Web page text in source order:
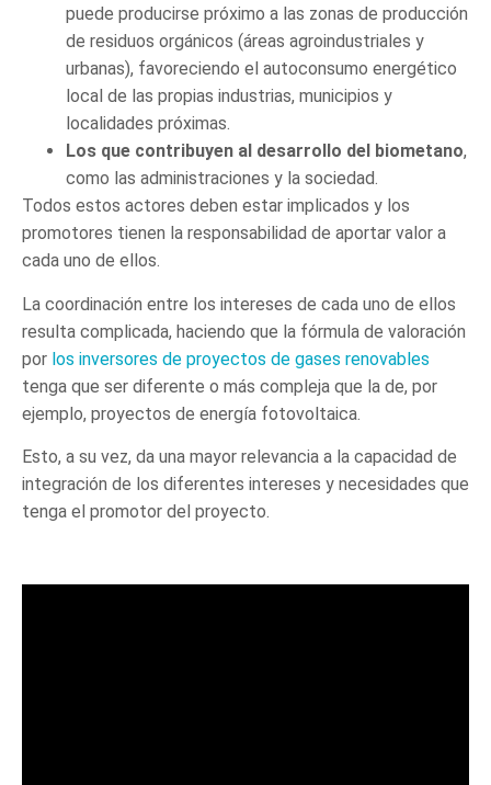
puede producirse próximo a las zonas de producción
de residuos orgánicos (áreas agroindustriales y
urbanas), favoreciendo el autoconsumo energético
local de las propias industrias, municipios y
localidades próximas.
Los que contribuyen al desarrollo del biometano,
como las administraciones y la sociedad.
Todos estos actores deben estar implicados y los
promotores tienen la responsabilidad de aportar valor a
cada uno de ellos.
La coordinación entre los intereses de cada uno de ellos
resulta complicada, haciendo que la fórmula de valoración
por los inversores de proyectos de gases renovables
tenga que ser diferente o más compleja que la de, por
ejemplo, proyectos de energía fotovoltaica.
Esto, a su vez, da una mayor relevancia a la capacidad de
integración de los diferentes intereses y necesidades que
tenga el promotor del proyecto.